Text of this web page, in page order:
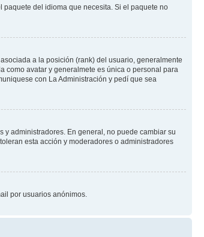
del idioma que necesita. Si el paquete no
a la posición (rank) del usuario, generalmente
como avatar y generalmete es única o personal para
con La Administración y pedí que sea
administradores. En general, no puede cambiar su
esta acción y moderadores o administradores
por usuarios anónimos.